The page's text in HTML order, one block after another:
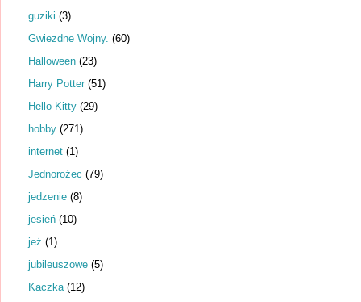
guziki (3)
Gwiezdne Wojny. (60)
Halloween (23)
Harry Potter (51)
Hello Kitty (29)
hobby (271)
internet (1)
Jednorożec (79)
jedzenie (8)
jesień (10)
jeż (1)
jubileuszowe (5)
Kaczka (12)